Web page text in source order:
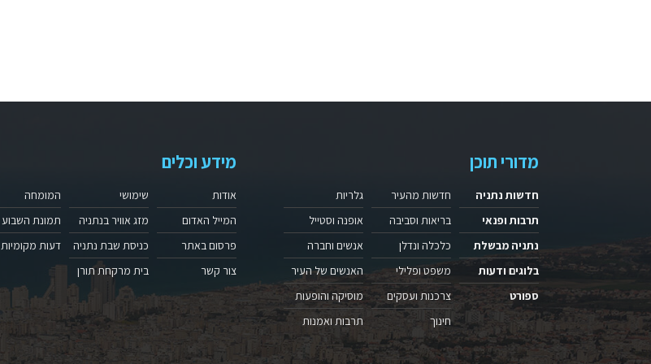
מדורי תוכן
חדשות נתניה
תרבות ופנאי
נתניה מבשלת
בלוגים ודעות
ספורט
חדשות מהעיר
בריאות וסביבה
כלכלה ונדלן
משפט ופלילי
צרכנות ועסקים
חינוך
גלריות
אופנה וסטייל
אנשים וחברה
האנשים של העיר
מוסיקה והופעות
תרבות ואמנות
מידע וכלים
אודות
המייל האדום
פרסום באתר
צור קשר
שימושי
מזג אוויר בנתניה
כניסת שבת נתניה
בית מרקחת תורן
המומחה
תמונת השבוע
דעות מקומיות